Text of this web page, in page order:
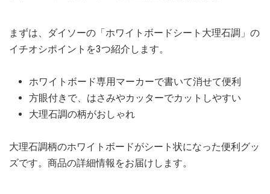
まずは、ダイソーの「ホワイトボードシート大理石調」の
イチオシポイントを3つ紹介します。
ホワイトボード専用マーカーで書いて消せて便利
方眼付きで、はさみやカッターでカットしやすい
大理石調の柄がおしゃれ
大理石調柄のホワイトボードがシート状になった便利グッ
ズです。商品の詳細情報をお届けします。